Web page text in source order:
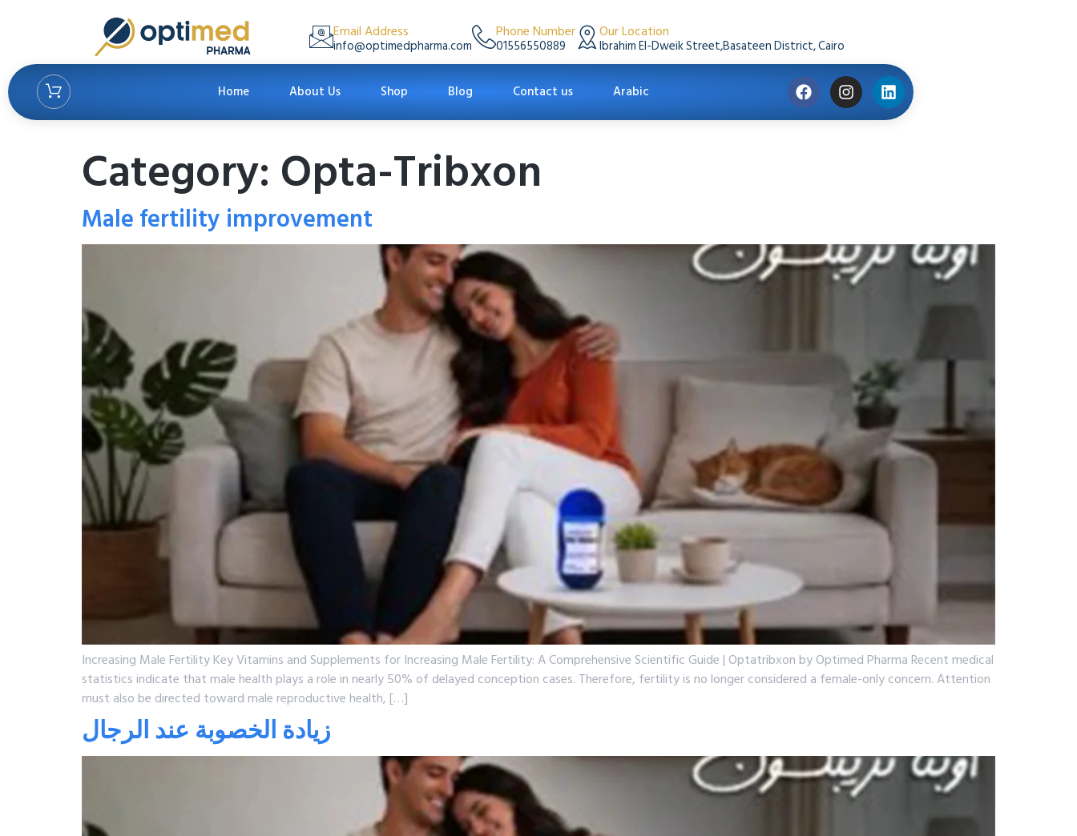
Email Address
info@optimedpharma.com
Phone Number
01556550889
Our Location
Ibrahim El-Dweik Street,Basateen District, Cairo
Home About Us Shop Blog Contact us Arabic
Category: Opta-Tribxon
Male fertility improvement
Increasing Male Fertility Key Vitamins and Supplements for Increasing Male Fertility: A Comprehensive Scientific Guide | Optatribxon by Optimed Pharma Recent medical
statistics indicate that male health plays a role in nearly 50% of delayed conception cases. Therefore, fertility is no longer considered a female-only concern. Attention
must also be directed toward male reproductive health, […]
زيادة الخصوبة عند الرجال